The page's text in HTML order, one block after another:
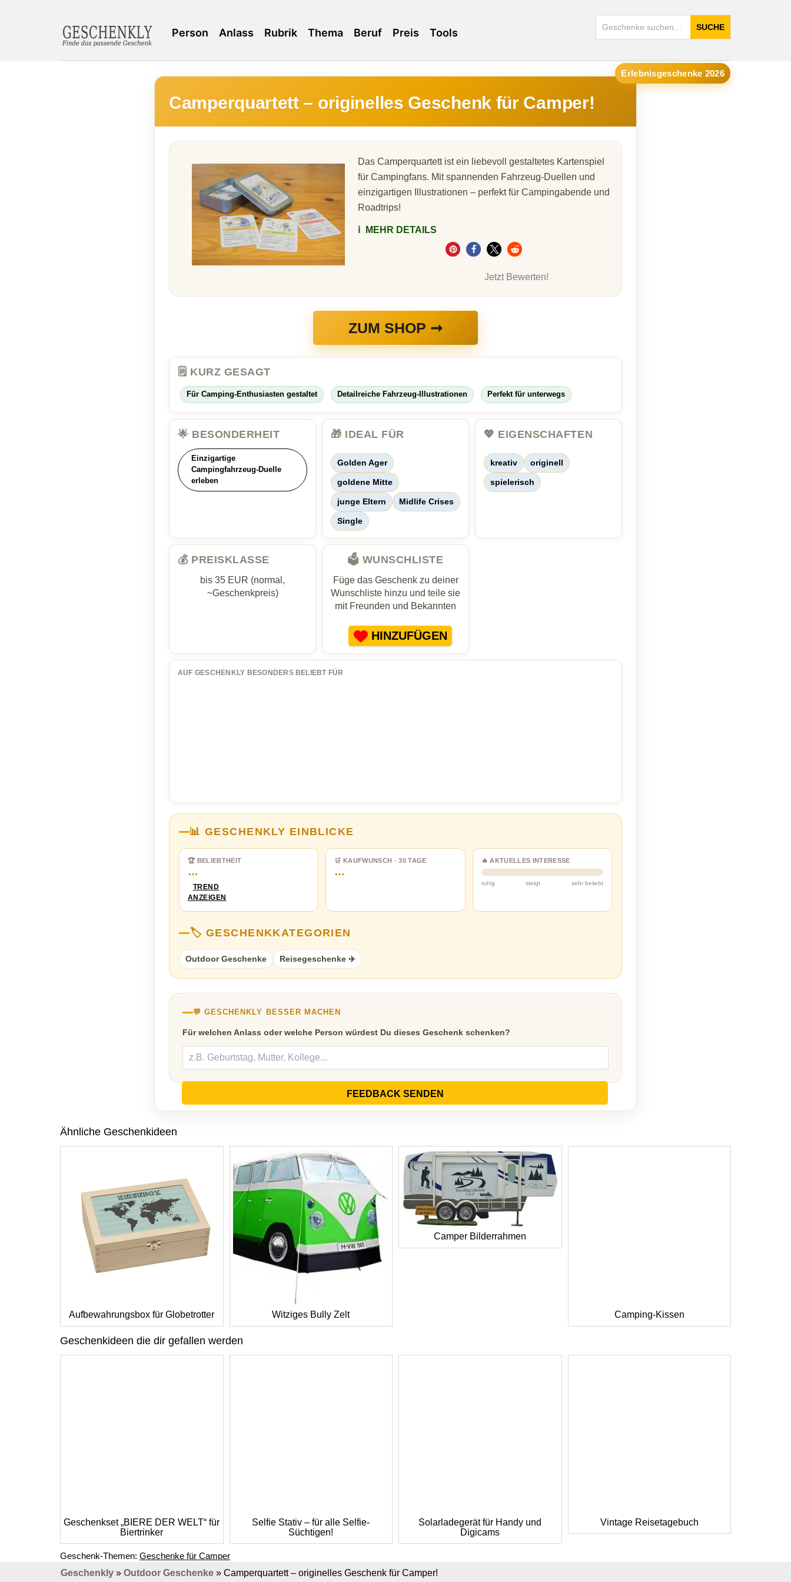
SUCHE
Person Anlass Rubrik Thema Beruf Preis Tools
Erlebnisgeschenke 2026
Camperquartett – originelles Geschenk für Camper!
Das Camperquartett ist ein liebevoll gestaltetes Kartenspiel
für Campingfans. Mit spannenden Fahrzeug-Duellen und
einzigartigen Illustrationen – perfekt für Campingabende und
Roadtrips!
ℹ️ MEHR DETAILS
Jetzt Bewerten!
ZUM SHOP ➞
🗒️ KURZ GESAGT
Für Camping-Enthusiasten gestaltet Detailreiche Fahrzeug-Illustrationen Perfekt für unterwegs
🌟 BESONDERHEIT
Einzigartige
Campingfahrzeug-Duelle
erleben
🎁 IDEAL FÜR
Golden Ager
goldene Mitte
junge Eltern Midlife Crises
Single
💖 EIGENSCHAFTEN
kreativ originell
spielerisch
💰 PREISKLASSE
bis 35 EUR (normal,
~Geschenkpreis)
🗳️ WUNSCHLISTE
Füge das Geschenk zu deiner
Wunschliste hinzu und teile sie
mit Freunden und Bekannten
HINZUFÜGEN
AUF GESCHENKLY BESONDERS BELIEBT FÜR
📊 GESCHENKLY EINBLICKE
🏆 BELIEBTHEIT
…
TREND
ANZEIGEN
🛒 KAUFWUNSCH · 30 TAGE
…
🔥 AKTUELLES INTERESSE
ruhig steigt sehr beliebt
🏷️ GESCHENKKATEGORIEN
Outdoor Geschenke Reisegeschenke ✈️
💬 GESCHENKLY BESSER MACHEN
Für welchen Anlass oder welche Person würdest Du dieses Geschenk schenken?
FEEDBACK SENDEN
Ähnliche Geschenkideen
Aufbewahrungsbox für Globetrotter Witziges Bully Zelt
Camper Bilderrahmen
Camping-Kissen
Geschenkideen die dir gefallen werden
Geschenkset „BIERE DER WELT“ für
Biertrinker
Selfie Stativ – für alle Selfie-
Süchtigen!
Solarladegerät für Handy und
Digicams
Vintage Reisetagebuch
Geschenk-Themen: Geschenke für Camper
Geschenkly » Outdoor Geschenke » Camperquartett – originelles Geschenk für Camper!